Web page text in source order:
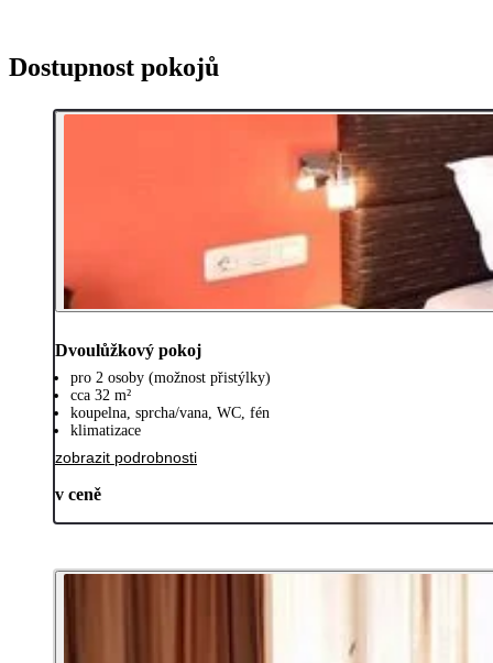
Dostupnost pokojů
Dvoulůžkový pokoj
pro 2 osoby (možnost přistýlky)
cca 32 m²
koupelna, sprcha/vana, WC, fén
klimatizace
zobrazit podrobnosti
v ceně